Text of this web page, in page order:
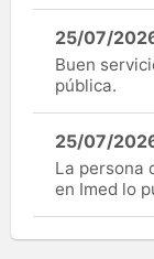
25/07/
Buen
pública.
25/07/
La persona
en Imed lo